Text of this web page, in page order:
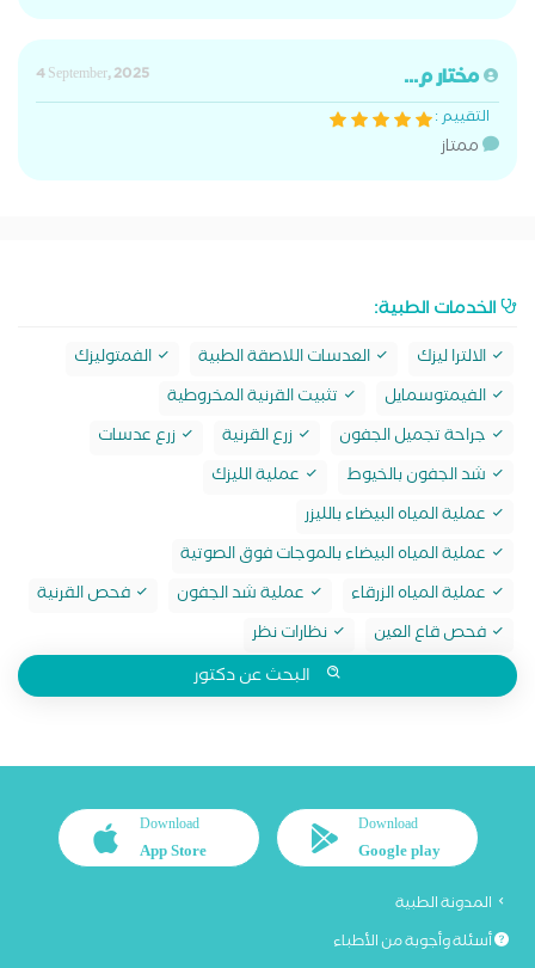
مختار م...
4 September, 2025
التقييم :
ممتاز
الخدمات الطبية:
الالترا ليزك العدسات اللاصقة الطبية
الفمتوليزك
الفيمتوسمايل
تثبيت القرنية المخروطية
جراحة تجميل الجفون
زرع القرنية
زرع عدسات
شد الجفون بالخيوط
عملية الليزك
عملية المياه البيضاء بالليزر
عملية المياه البيضاء بالموجات فوق الصوتية
عملية المياه الزرقاء
عملية شد الجفون
فحص القرنية
فحص قاع العين
نظارات نظر
البحث عن دكتور
Download
Google play
Download
App Store
المدونة الطبية
أسئلة وأجوبة من الأطباء